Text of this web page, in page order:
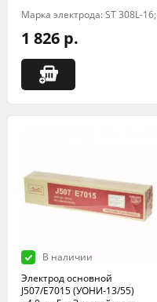
Марка электрода: ST 308L-16;
1 826 р.
В наличии
Электрод основной
J507/E7015 (УОНИ-13/55)